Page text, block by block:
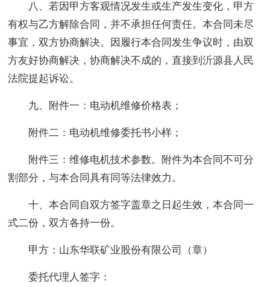
八、若因甲方客观情况发生或生产发生变化，甲方
有权与乙方解除合同，并不承担任何责任。本合同未尽
事宜，双方协商解决。因履行本合同发生争议时，由双
方友好协商解决，协商解决不成的，直接到沂源县人民
法院提起诉讼。
九、附件一：电动机维修价格表；
附件二：电动机维修委托书小样；
附件三：维修电机技术参数。附件为本合同不可分
割部分，与本合同具有同等法律效力。
十、本合同自双方签字盖章之日起生效，本合同一
式二份，双方各持一份。
甲方：山东华联矿业股份有限公司（章）
委托代理人签字：